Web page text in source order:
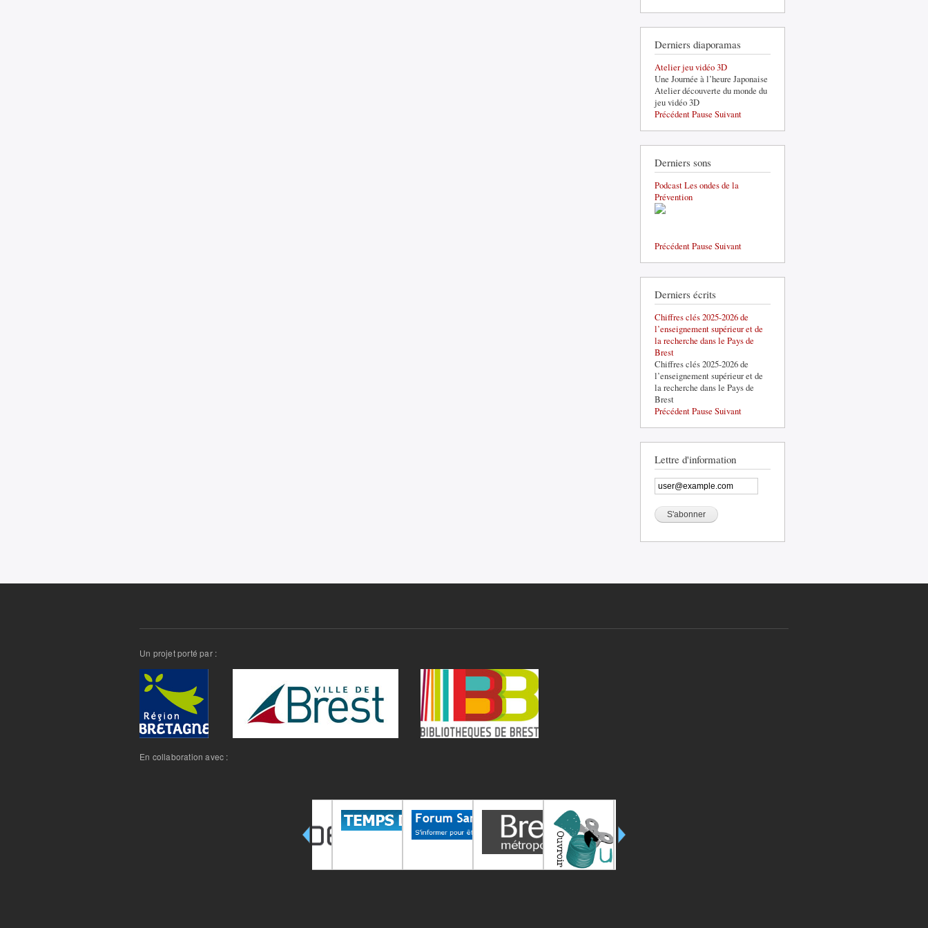
Derniers diaporamas
Atelier jeu vidéo 3D
Une Journée à l’heure Japonaise
Atelier découverte du monde du
jeu vidéo 3D
PrécédentPause Suivant
Derniers sons
Podcast Les ondes de la
Prévention
PrécédentPause Suivant
Derniers écrits
Chiffres clés 2025-2026 de
l’enseignement supérieur et de
la recherche dans le Pays de
Brest
Chiffres clés 2025-2026 de
l’enseignement supérieur et de
la recherche dans le Pays de
Brest
La base de défense de Brest-
Lorient, un acteur structurant du
territoire
La base de défense de Brest-
Lorient, un acteur structurant du
territoire
PrécédentPause Suivant
Lettre d'information
Un projet porté par :
En collaboration avec :